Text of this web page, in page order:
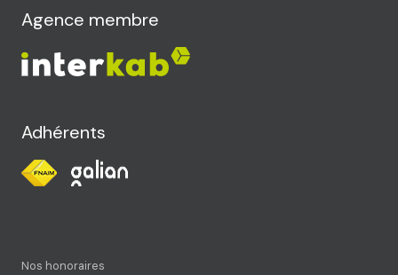
Agence membre
Adhérents
Nos honoraires